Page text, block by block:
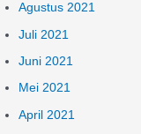
Agustus 2021
Juli 2021
Juni 2021
Mei 2021
April 2021